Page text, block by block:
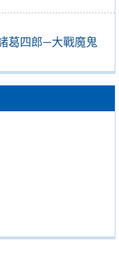
葛四郎—大戰魔鬼